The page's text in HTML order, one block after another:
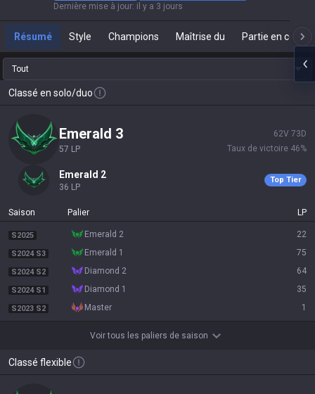
Dernière mise à jour: il y a 3 jours
Résumé Style Champions Maîtrise du Partie en cours
Tout
Classé en solo/duo
emerald 3
57 LP
62V 73 D
Taux de victoire 46%
emerald 2
36 LP
Top Tier
Saison Palier LP
S2025 emerald 2 22
S2024 S3 emerald 1 75
S2024 S2 diamond 2 64
S2024 S1 diamond 1 35
S2023 S2 master 1
Voir tous les paliers de saison
Classé flexible